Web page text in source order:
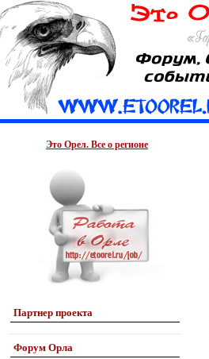
Это Орел. Все о регионе
Партнер проекта
Форум Орла